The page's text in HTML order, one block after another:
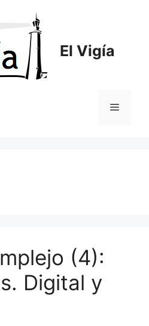
El Vigía
Menú
(4):
Digital y